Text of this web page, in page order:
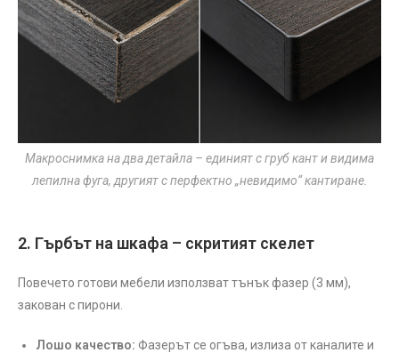
Макроснимка на два детайла – единият с груб кант и видима
лепилна фуга, другият с перфектно „невидимо“ кантиране.
2. Гърбът на шкафа – скритият скелет
Повечето готови мебели използват тънък фазер (3 мм),
закован с пирони.
Лошо качество: Фазерът се огъва, излиза от каналите и